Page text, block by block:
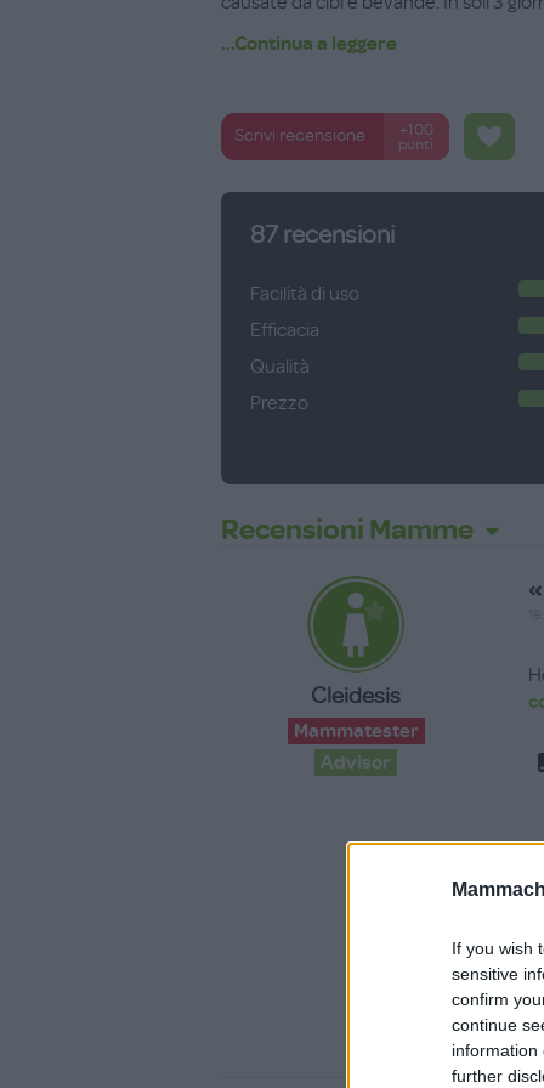
If you wish
sensitive
confirm
continue
information
further
Tubo da 50 ml
...Continua a leggere
Scrivi recensione
+100
punti
87 recensioni
Facilità di uso
Efficacia
Qualità
Prezzo
Recensioni Mamme
Cleidesis
Mammatester
Advisor